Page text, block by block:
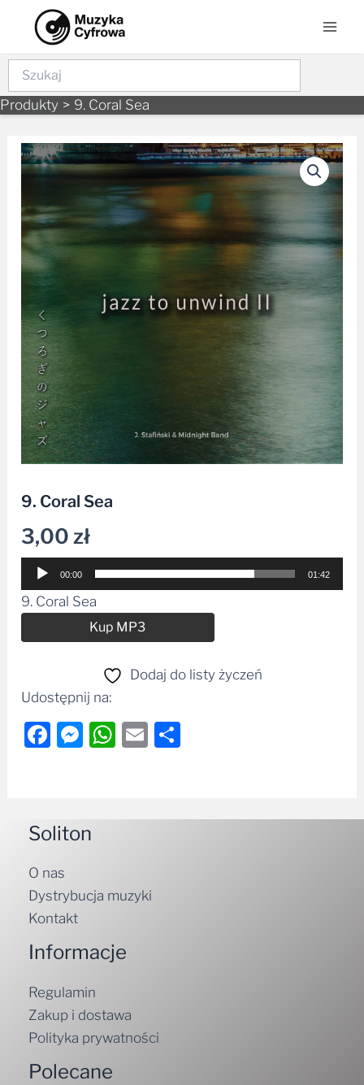
content
Szukaj
Produkty 9. Coral Sea
9. Coral Sea
3,00zł
Odtwarzacz
plików
dźwiękowych
00:00 01:42
9. Coral Sea
Kup MP3
Dodaj do listy życzeń
Udostępnij na:
Facebook
Messenger
WhatsApp
Email
Soliton
O nas
Dystrybucja muzyki
Kontakt
Informacje
Regulamin
Zakup i dostawa
Polityka prywatności
Polecane